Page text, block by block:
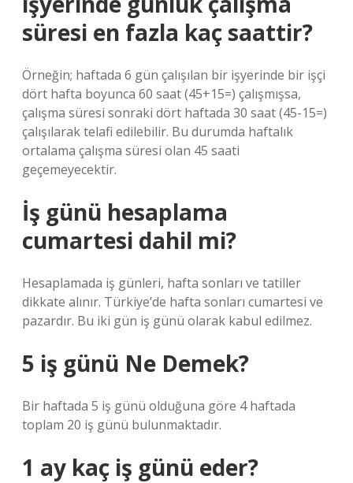
süresi en fazla kaç saattir?
Örneğin; haftada 6 gün çalışılan bir işyerinde bir işçi
dört hafta boyunca 60 saat (45+15=) çalışmışsa,
çalışma süresi sonraki dört haftada 30 saat (45-15=)
çalışılarak telafi edilebilir. Bu durumda haftalık
ortalama çalışma süresi olan 45 saati
geçemeyecektir.
İş günü hesaplama
cumartesi dahil mi?
Hesaplamada iş günleri, hafta sonları ve tatiller
dikkate alınır. Türkiye’de hafta sonları cumartesi ve
pazardır. Bu iki gün iş günü olarak kabul edilmez.
5 iş günü Ne Demek?
Bir haftada 5 iş günü olduğuna göre 4 haftada
toplam 20 iş günü bulunmaktadır.
1 ay kaç iş günü eder?